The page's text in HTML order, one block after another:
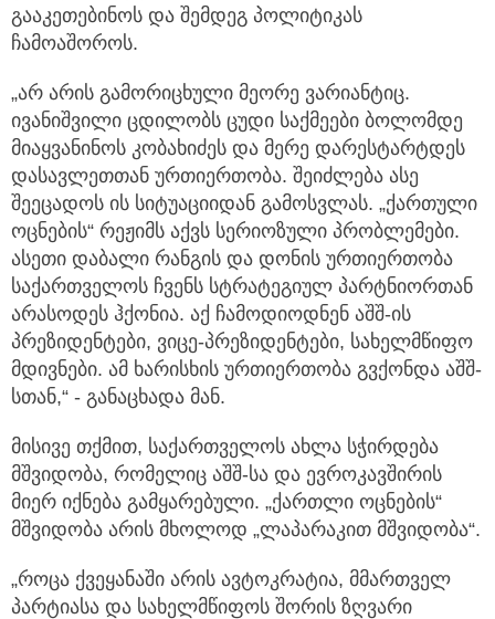
გააკეთებინოს და შემდეგ პოლიტიკას
ჩამოაშოროს.
„არ არის გამორიცხული მეორე ვარიანტიც.
ივანიშვილი ცდილობს ცუდი საქმეები ბოლომდე
მიაყვანინოს კობახიძეს და მერე დარესტარტდეს
დასავლეთთან ურთიერთობა. შეიძლება ასე
შეეცადოს ის სიტუაციიდან გამოსვლას. „ქართული
ოცნების“ რეჟიმს აქვს სერიოზული პრობლემები.
ასეთი დაბალი რანგის და დონის ურთიერთობა
საქართველოს ჩვენს სტრატეგიულ პარტნიორთან
არასოდეს ჰქონია. აქ ჩამოდიოდნენ აშშ-ის
პრეზიდენტები, ვიცე-პრეზიდენტები, სახელმწიფო
მდივნები. ამ ხარისხის ურთიერთობა გვქონდა აშშ-
სთან,“ - განაცხადა მან.
მისივე თქმით, საქართველოს ახლა სჭირდება
მშვიდობა, რომელიც აშშ-სა და ევროკავშირის
მიერ იქნება გამყარებული. „ქართლი ოცნების“
მშვიდობა არის მხოლოდ „ლაპარაკით მშვიდობა“.
„როცა ქვეყანაში არის ავტოკრატია, მმართველ
პარტიასა და სახელმწიფოს შორის ზღვარი